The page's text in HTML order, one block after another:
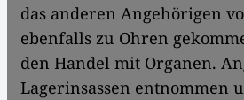
das anderen Angehörigen
ebenfalls zu Ohren
den Handel mit Organen.
Lagerinsassen entnommen